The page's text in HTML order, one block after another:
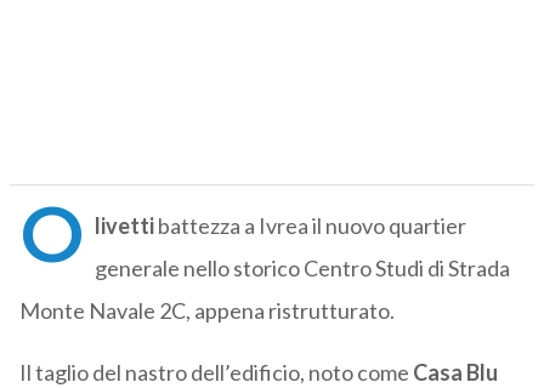
O livettibattezza a Ivrea il nuovo quartier
generale nello storico Centro Studi di Strada
Monte Navale 2C, appena ristrutturato.
Il taglio del nastro dell’edificio, noto come Casa Blu